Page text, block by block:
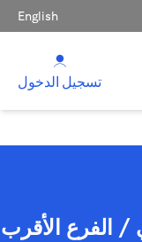
English
تسجيل الدخول
/ الفرع الأقرب